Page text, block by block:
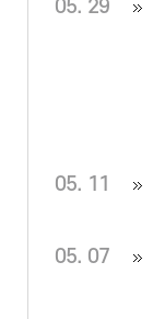
05. 29
05. 11
05. 07